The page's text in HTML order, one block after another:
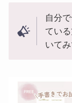
自分
てい
いて